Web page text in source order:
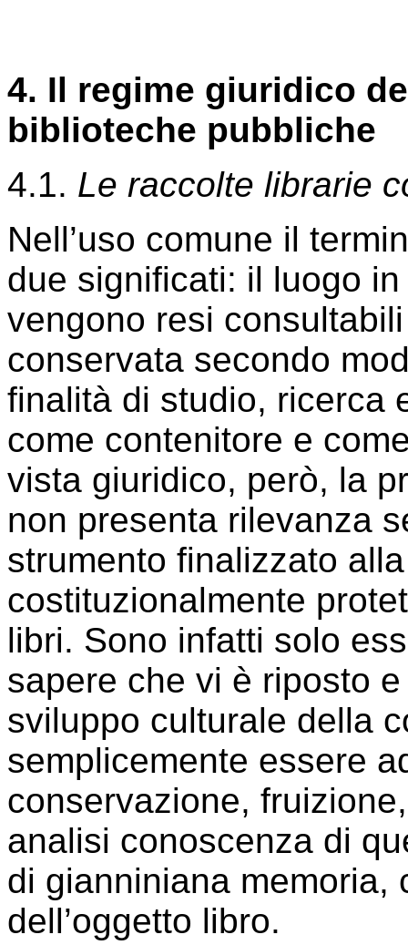
4. Il regime giuridico
biblioteche pubbliche
4.1. Le raccolte librarie
Nell’uso comune il
due significati: il luogo
vengono resi
conservata secondo
finalità di studio, ricerca
come contenitore e
vista giuridico, però, la
non presenta rilevanza
strumento finalizzato
costituzionalmente
libri. Sono infatti solo
sapere che vi è riposto
sviluppo culturale della
semplicemente essere
conservazione,
analisi conoscenza di
di gianniniana memoria,
dell’oggetto libro.